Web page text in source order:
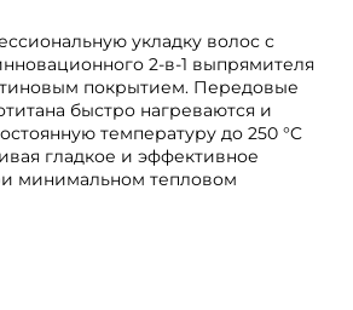
укладку волос с
2-в-1 выпрямителя
покрытием. Передовые
быстро нагреваются и
температуру до 250 °C
гладкое и эффективное
минимальном тепловом